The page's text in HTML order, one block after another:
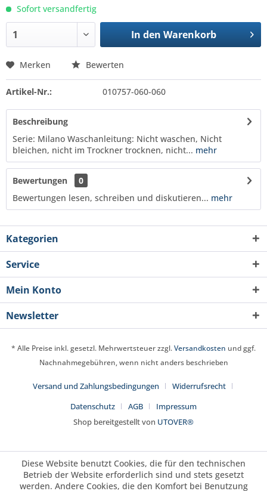
Sofort versandfertig
In den Warenkorb
Merken Bewerten
Artikel-Nr.: 010757-060-060
Beschreibung
Serie: Milano Waschanleitung: Nicht waschen, Nicht
bleichen, nicht im Trockner trocknen, nicht... mehr
Bewertungen
0
Bewertungen lesen, schreiben und diskutieren... mehr
Kategorien
Service
Mein Konto
Newsletter
* Alle Preise inkl. gesetzl. Mehrwertsteuer zzgl.Versandkosten und ggf.
Nachnahmegebühren, wenn nicht anders beschrieben
Versand und Zahlungsbedingungen
Widerrufsrecht
Datenschutz
AGB
Impressum
Shop bereitgestellt von UTOVER®
Diese Website benutzt Cookies, die für den technischen
Betrieb der Website erforderlich sind und stets gesetzt
werden. Andere Cookies, die den Komfort bei Benutzung